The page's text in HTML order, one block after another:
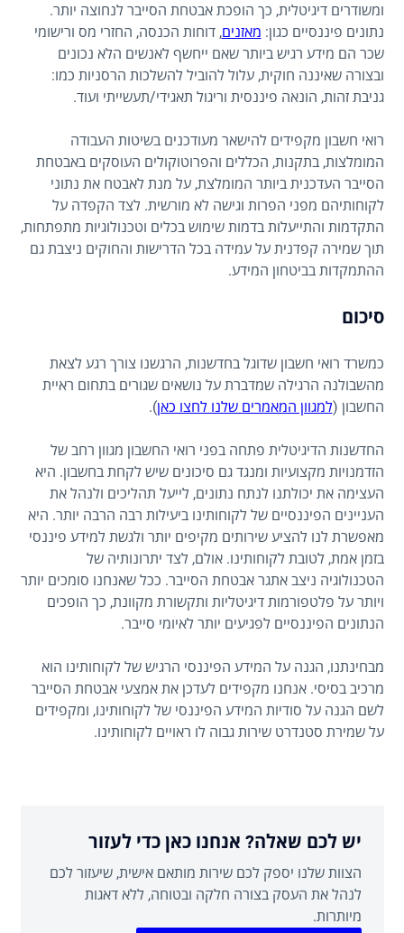
ומשודרים דיגיטלית, כך הופכת אבטחת הסייבר לנחוצה יותר.
נתונים פיננסיים כגון: מאזנים, דוחות הכנסה, החזרי מס ורישומי
שכר הם מידע רגיש ביותר שאם ייחשף לאנשים הלא נכונים
ובצורה שאיננה חוקית, עלול להוביל להשלכות הרסניות כמו:
גניבת זהות, הונאה פיננסית וריגול תאגידי/תעשייתי ועוד.
רואי חשבון מקפידים להישאר מעודכנים בשיטות העבודה
המומלצות, בתקנות, הכללים והפרוטוקולים העוסקים באבטחת
הסייבר העדכנית ביותר המומלצת, על מנת לאבטח את נתוני
לקוחותיהם מפני הפרות וגישה לא מורשית. לצד הקפדה על
התקדמות והתייעלות בדמות שימוש בכלים וטכנולוגיות מתפתחות,
תוך שמירה קפדנית על עמידה בכל הדרישות והחוקים ניצבת גם
ההתמקדות בביטחון המידע.
סיכום
כמשרד רואי חשבון שדוגל בחדשנות, הרגשנו צורך רגע לצאת
מהשבולנה הרגילה שמדברת על נושאים שגורים בתחום ראיית
החשבון (למגוון המאמרים שלנו לחצו כאן).
החדשנות הדיגיטלית פתחה בפני רואי החשבון מגוון רחב של
הזדמנויות מקצועיות ומנגד גם סיכונים שיש לקחת בחשבון. היא
העצימה את יכולתנו לנתח נתונים, לייעל תהליכים ולנהל את
העניינים הפיננסיים של לקוחותינו ביעילות רבה הרבה יותר. היא
מאפשרת לנו להציע שירותים מקיפים יותר ולגשת למידע פיננסי
בזמן אמת, לטובת לקוחותינו. אולם, לצד יתרונותיה של
הטכנולוגיה ניצב אתגר אבטחת הסייבר. ככל שאנחנו סומכים יותר
ויותר על פלטפורמות דיגיטליות ותקשורת מקוונת, כך הופכים
הנתונים הפיננסיים לפגיעים יותר לאיומי סייבר.
מבחינתנו, הגנה על המידע הפיננסי הרגיש של לקוחותינו הוא
מרכיב בסיסי. אנחנו מקפידים לעדכן את אמצעי אבטחת הסייבר
לשם הגנה על סודיות המידע הפיננסי של לקוחותינו, ומקפידים
על שמירת סטנדרט שירות גבוה לו ראויים לקוחותינו.
יש לכם שאלה? אנחנו כאן כדי לעזור
הצוות שלנו יספק לכם שירות מותאם אישית, שיעזור לכם
לנהל את העסק בצורה חלקה ובטוחה, ללא דאגות
מיותרות.